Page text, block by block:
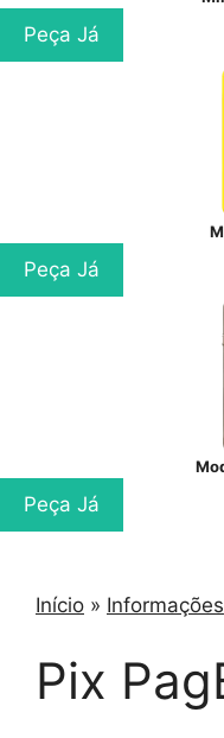
Peça Já
Peça Já
Peça Já
Início » Informações
Pix